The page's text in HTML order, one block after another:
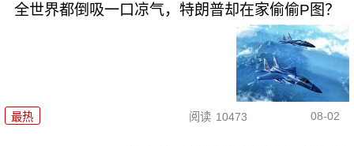
全世界都倒吸一口凉气，特朗普却在家偷偷P图？
最热 阅读 10473 08-02